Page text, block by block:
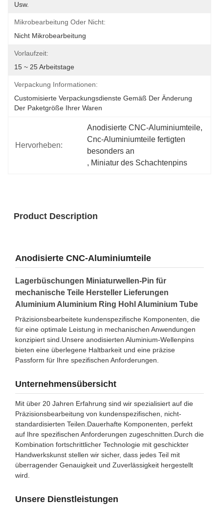
Usw.
Mikrobearbeitung Oder Nicht:
Nicht Mikrobearbeitung
Vorlaufzeit:
15 ~ 25 Arbeitstage
Verpackung Informationen:
Customisierte Verpackungsdienste Gemäß Der Änderung
Der Paketgröße Ihrer Waren
Hervorheben:
Anodisierte CNC-Aluminiumteile
Cnc-Aluminiumteile fertigten
besonders an
, Miniatur des Schachtenpins
Product Description
Anodisierte CNC-Aluminiumteile
Lagerbüschungen Miniaturwellen-Pin für
mechanische Teile Hersteller Lieferungen
Aluminium Aluminium Ring Hohl Aluminium Tube
Präzisionsbearbeitete kundenspezifische Komponenten, die
für eine optimale Leistung in mechanischen Anwendungen
konzipiert sind.Unsere anodisierten Aluminium-Wellenpins
bieten eine überlegene Haltbarkeit und eine präzise
Passform für Ihre spezifischen Anforderungen.
Unternehmensübersicht
Mit über 20 Jahren Erfahrung sind wir spezialisiert auf die
Präzisionsbearbeitung von kundenspezifischen, nicht-
standardisierten Teilen.Dauerhafte Komponenten, perfekt
auf Ihre spezifischen Anforderungen zugeschnitten.Durch die
Kombination fortschrittlicher Technologie mit geschickter
Handwerkskunst stellen wir sicher, dass jedes Teil mit
überragender Genauigkeit und Zuverlässigkeit hergestellt
wird.
Unsere Dienstleistungen